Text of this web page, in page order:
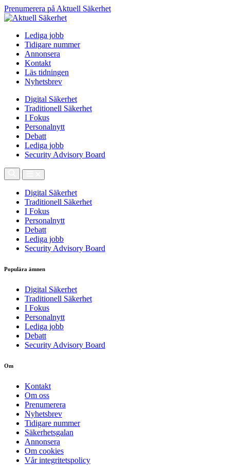
Prenumerera på Aktuell Säkerhet
Lediga jobb
Tidigare nummer
Annonsera
Kontakt
Läs tidningen
Nyhetsbrev
Digital Säkerhet
Traditionell Säkerhet
I Fokus
Personalnytt
Debatt
Lediga jobb
Security Advisory Board
Digital Säkerhet
Traditionell Säkerhet
I Fokus
Personalnytt
Debatt
Lediga jobb
Security Advisory Board
Populära ämnen
Digital Säkerhet
Traditionell Säkerhet
I Fokus
Personalnytt
Lediga jobb
Debatt
Security Advisory Board
Om
Kontakt
Om oss
Prenumerera
Nyhetsbrev
Tidigare nummer
Säkerhetsgalan
Annonsera
Om cookies
Vår integritetspolicy